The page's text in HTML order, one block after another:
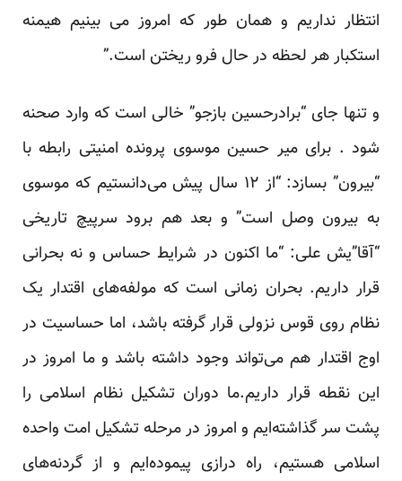
انتظار نداریم و همان طور که امروز می بینیم هیمنه
استکبار هر لحظه در حال فرو ریختن است.”
و تنها جای “برادرحسین بازجو” خالی است که وارد صحنه
شود . برای میر حسین موسوی پرونده امنیتی رابطه با
“بیرون” بسازد: “از ۱۲ سال پیش می‌دانستیم که موسوی
به بیرون وصل است” و بعد هم برود سرپیچ تاریخی
“آقا”یش علی: “ما اکنون در شرایط حساس و نه بحرانی
قرار داریم. بحران زمانی است که مولفه‌های اقتدار یک
نظام روی قوس نزولی قرار گرفته باشد، اما حساسیت در
اوج اقتدار هم می‌تواند وجود داشته باشد و ما امروز در
این نقطه قرار داریم.ما دوران تشکیل نظام اسلامی را
پشت سر گذاشته‌ایم و امروز در مرحله تشکیل امت واحده
اسلامی هستیم، راه درازی پیموده‌ایم و از گردنه‌های